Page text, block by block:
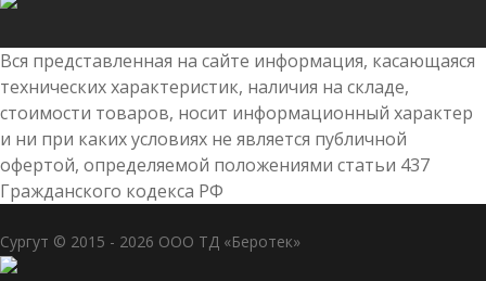
Вся представленная на сайте информация, касающаяся
технических характеристик, наличия на складе,
стоимости товаров, носит информационный характер
и ни при каких условиях не является публичной
офертой, определяемой положениями статьи 437
Гражданского кодекса РФ
Сургут © 2015 - 2026 ООО ТД «Беротек»